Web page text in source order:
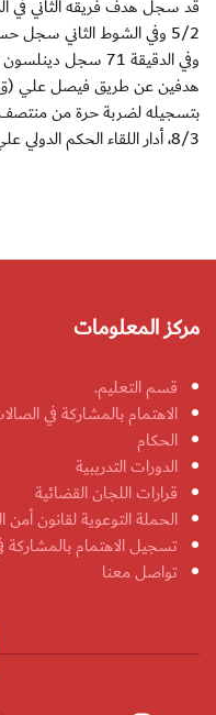
وفي الدقيقة 71
بتسجيله لضربة حرة من منتصف
8/3، أدار اللقاء الحكم الدولي علي حمد.
مركز المعلومات
قسم التعليم.
الاهتمام بالمشاركة في
الحكام
الدورات التدريبية
قرارات اللجان القضائية
الحملة التوعوية لقانون أمن
تسجيل الاهتمام
تواصل معنا